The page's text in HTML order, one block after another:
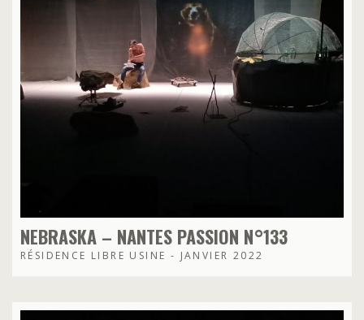
NEBRASKA – NANTES PASSION N°133
RÉSIDENCE LIBRE USINE - JANVIER 2022